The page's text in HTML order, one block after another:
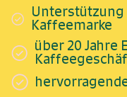
Unterstützung
Kaffeemarke
über 20 Jahre